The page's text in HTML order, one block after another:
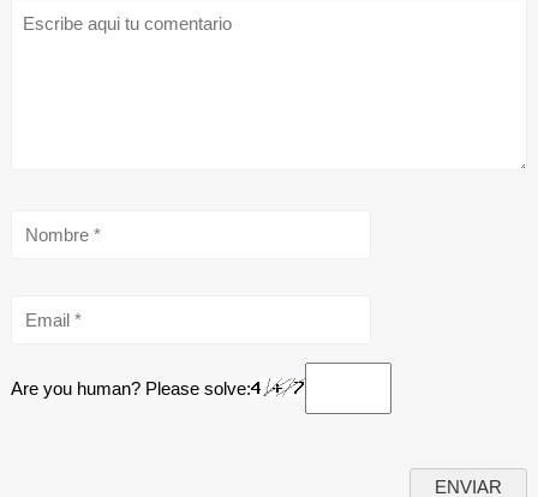
Are you human? Please solve: